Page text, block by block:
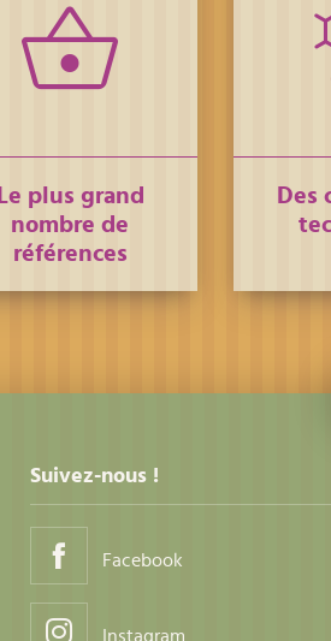
Le plus grand
nombre de
références
Des
Suivez-nous !
Facebook
Instagram